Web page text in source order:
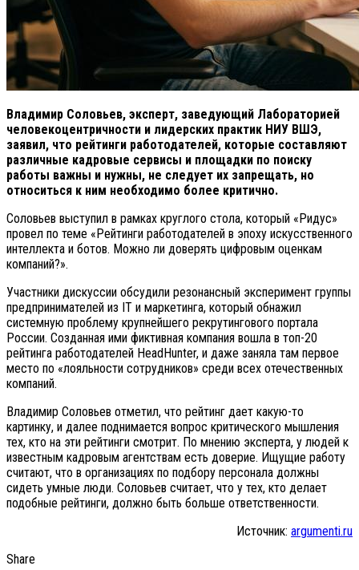
Владимир Соловьев, эксперт, заведующий Лабораторией
человекоцентричности и лидерских практик НИУ ВШЭ,
заявил, что рейтинги работодателей, которые составляют
различные кадровые сервисы и площадки по поиску
работы важны и нужны, не следует их запрещать, но
относиться к ним необходимо более критично.
Соловьев выступил в рамках круглого стола, который «Ридус»
провел по теме «Рейтинги работодателей в эпоху искусственного
интеллекта и ботов. Можно ли доверять цифровым оценкам
компаний?».
Участники дискуссии обсудили резонансный эксперимент группы
предпринимателей из IT и маркетинга, который обнажил
системную проблему крупнейшего рекрутингового портала
России. Созданная ими фиктивная компания вошла в топ-20
рейтинга работодателей HeadHunter, и даже заняла там первое
место по «лояльности сотрудников» среди всех отечественных
компаний.
Владимир Соловьев отметил, что рейтинг дает какую-то
картинку, и далее поднимается вопрос критического мышления
тех, кто на эти рейтинги смотрит. По мнению эксперта, у людей к
известным кадровым агентствам есть доверие. Ищущие работу
считают, что в организациях по подбору персонала должны
сидеть умные люди. Соловьев считает, что у тех, кто делает
подобные рейтинги, должно быть больше ответственности.
Источник: argumenti.ru
Share